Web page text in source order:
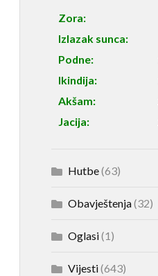
Zora:
Izlazak sunca:
Podne:
Ikindija:
Akšam:
Jacija:
Hutbe(63)
Obavještenja(32)
Oglasi(1)
Vijesti(643)